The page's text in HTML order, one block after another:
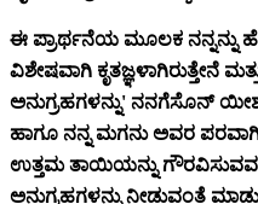
ಈ ಪ್ರಾರ್ಥನೆಯ ಮೂಲಕ ನನ್ನನ್ನು
ವಿಶೇಷವಾಗಿ ಕೃತಜ್ಞಳಾಗಿರುತ್ತೇನೆ
ಅನುಗ್ರಹಗಳನ್ನು' ನನಗೆಸೊನ್
ಹಾಗೂ ನನ್ನ ಮಗನು ಅವರ
ಉತ್ತಮ ತಾಯಿಯನ್ನು
ಅನುಗ್ರಹಗಳನ್ನು ನೀಡುವಂತೆ